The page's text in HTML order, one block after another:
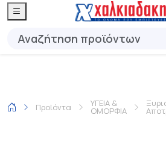
Προϊόντα ΥΓΕΙΑ &
ΟΜΟΡΦΙΑ